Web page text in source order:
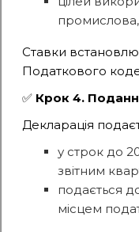
Ставки
Податкового
✅ Крок 4.
Декларація
у строк до
звітним
подається
місцем